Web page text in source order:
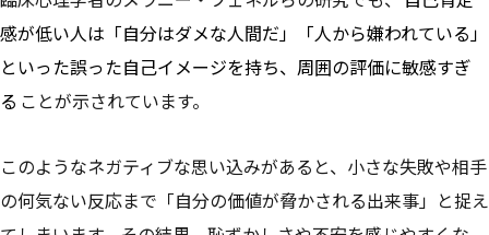
感が低い人は「自分はダメな人間だ」「人から嫌われている」
といった誤った自己イメージを持ち、周囲の評価に敏感すぎ
る ことが示されています。
このようなネガティブな思い込みがあると、小さな失敗や相手
の何気ない反応まで「自分の価値が脅かされる出来事」と捉え